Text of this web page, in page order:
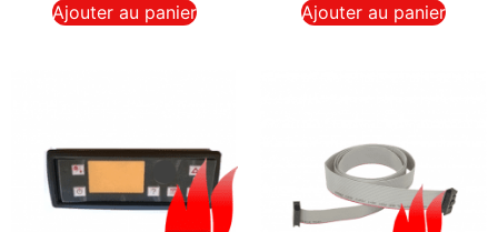
Ajouter au panier Ajouter au panier